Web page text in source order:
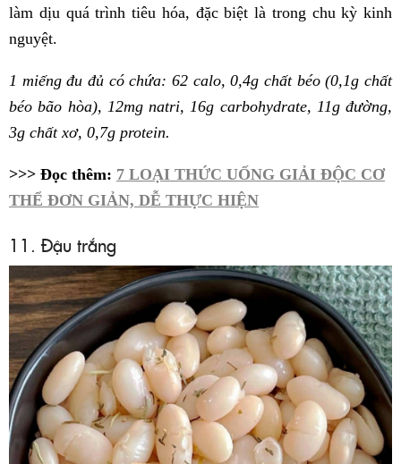
làm dịu quá trình tiêu hóa, đặc biệt là trong chu kỳ kinh
nguyệt.
1 miếng đu đủ có chứa: 62 calo, 0,4g chất béo (0,1g chất
béo bão hòa), 12mg natri, 16g carbohydrate, 11g đường,
3g chất xơ, 0,7g protein.
>>> Đọc thêm: 7 LOẠI THỨC UỐNG GIẢI ĐỘC CƠ
THỂ ĐƠN GIẢN, DỄ THỰC HIỆN
11. Đậu trắng